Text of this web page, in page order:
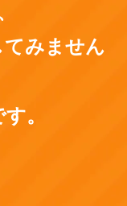
てみません
。